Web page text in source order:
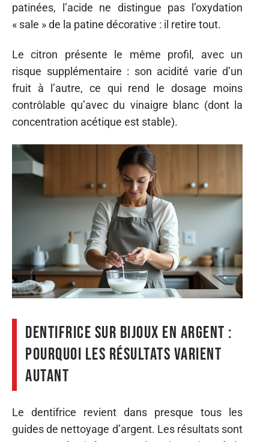
patinées, l’acide ne distingue pas l’oxydation
« sale » de la patine décorative : il retire tout.
Le citron présente le même profil, avec un
risque supplémentaire : son acidité varie d’un
fruit à l’autre, ce qui rend le dosage moins
contrôlable qu’avec du vinaigre blanc (dont la
concentration acétique est stable).
Dentifrice sur bijoux en argent :
pourquoi les résultats varient
autant
Le dentifrice revient dans presque tous les
guides de nettoyage d’argent. Les résultats sont